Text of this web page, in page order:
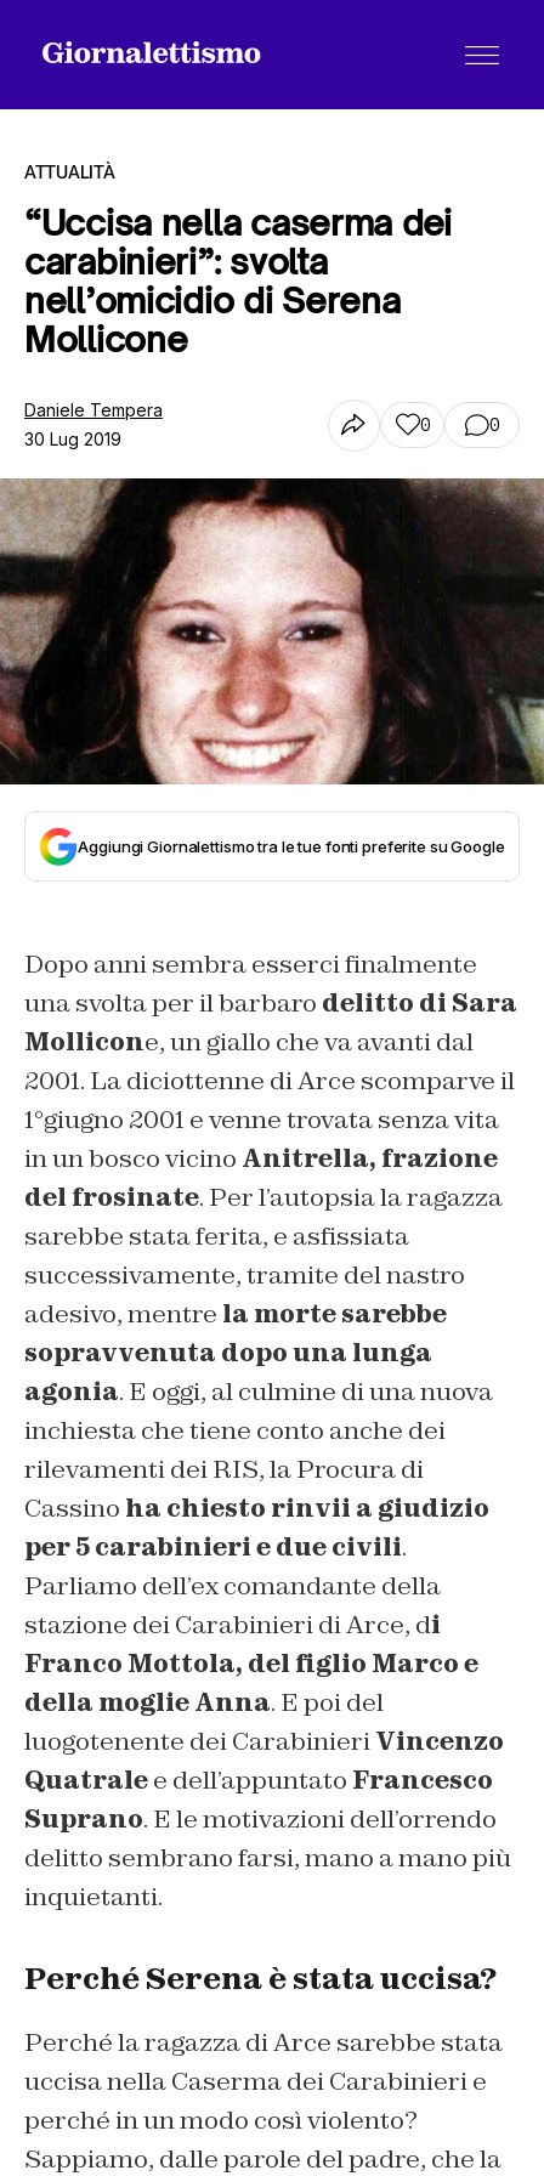
Tutti gli articoli
Contatti
ATTUALITÀ
“Uccisa nella caserma dei
carabinieri”: svolta
nell’omicidio di Serena
Mollicone
Daniele Tempera
30 Lug 2019
0 0
Aggiungi Giornalettismo tra le tue fonti preferite su Google
Dopo anni sembra esserci finalmente
una svolta per il barbaro delitto di Sara
Mollicone, un giallo che va avanti dal
2001. La diciottenne di Arce scomparve il
1°giugno 2001 e venne trovata senza vita
in un bosco vicino Anitrella, frazione
del frosinate. Per l’autopsia la ragazza
sarebbe stata ferita, e asfissiata
successivamente, tramite del nastro
adesivo, mentre la morte sarebbe
sopravvenuta dopo una lunga
agonia. E oggi, al culmine di una nuova
inchiesta che tiene conto anche dei
rilevamenti dei RIS, la Procura di
Cassino ha chiesto rinvii a giudizio
per 5 carabinieri e due civili.
Parliamo dell’ex comandante della
stazione dei Carabinieri di Arce, di
Franco Mottola, del figlio Marco e
della moglie Anna. E poi del
luogotenente dei CarabinieriVincenzo
Quatralee dell’appuntato Francesco
Suprano. E le motivazioni dell’orrendo
delitto sembrano farsi, mano a mano più
inquietanti.
Perché Serena è stata uccisa?
Perché la ragazza di Arce sarebbe stata
uccisa nella Caserma dei Carabinieri e
perché in un modo così violento?
Sappiamo, dalle parole del padre, che la